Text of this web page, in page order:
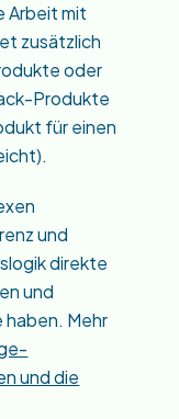
Arbeit mit
zusätzlich
oder
Produkte
für einen
und
direkte
und
Mehr
und die